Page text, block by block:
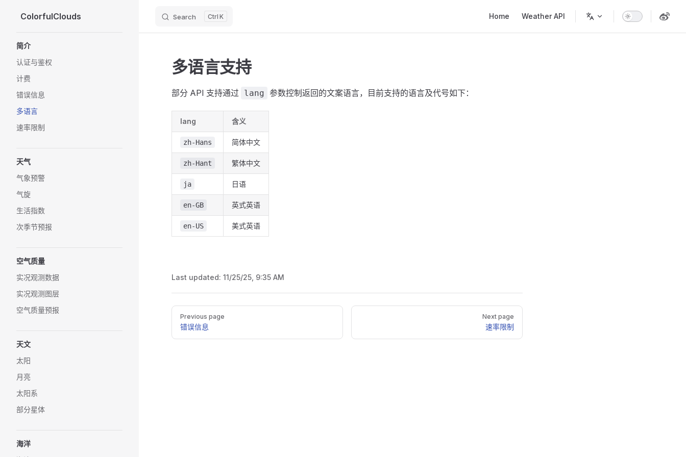
Skip to content
ColorfulClouds Search K Home Weather API
简介
认证与鉴权
计费
错误信息
多语言
速率限制
天气
气象预警
气旋
生活指数
次季节预报
空气质量
实况观测数据
实况观测图层
空气质量预报
天文
太阳
月亮
太阳系
部分星体
海洋
多语言支持
部分 API 支持通过 lang 参数控制返回的文案语言，目前支持的语言及代号如下：
lang 含义
zh-Hans 简体中文
zh-Hant 繁体中文
ja 日语
en-GB 英式英语
en-US 美式英语
Last updated: 11/25/25, 9:35 AM
Pager
Previous page
错误信息
Next page
速率限制